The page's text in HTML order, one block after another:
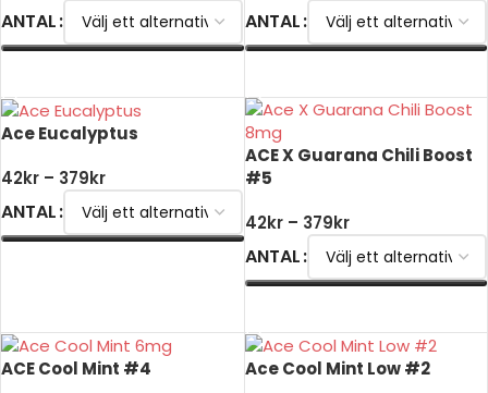
ANTAL ANTAL
Ace Eucalyptus
42kr – 379kr
ANTAL
ACE X Guarana Chili Boost
#5
42kr – 379kr
ANTAL
ACE Cool Mint #4
Ace Cool Mint Low #2